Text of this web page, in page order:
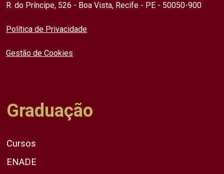
R. do Príncipe, 526 - Boa Vista, Recife - PE - 50050-900
Política de Privacidade
Gestão de Cookies
Graduação
Cursos
ENADE